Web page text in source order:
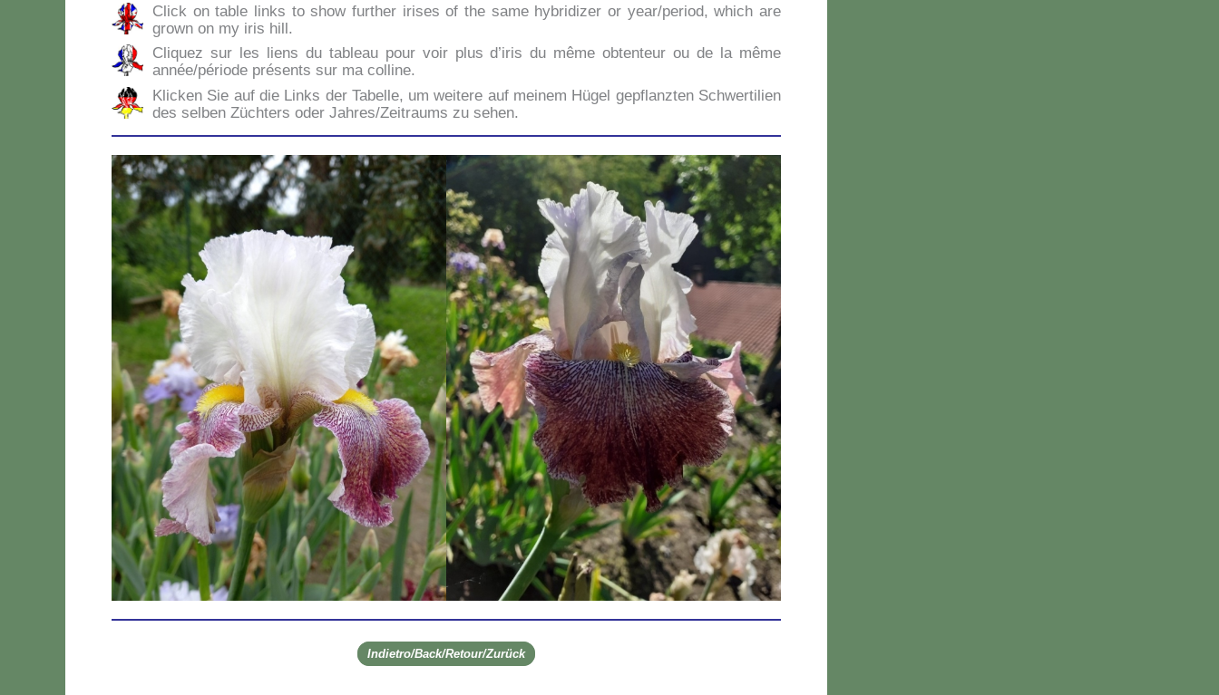
Click on ta­ble links to show fur­ther iri­ses of the sa­me hy­bri­di­zer or year/period, which are
gro­wn on my iris hill.
Cli­quez sur les liens du ta­bleau pour voir plus d’i­ris du mê­me ob­ten­teur ou de la mê­me
année/période pré­sen­ts sur ma col­li­ne.
Klic­ken Sie auf die Links der Ta­bel­le, um wei­te­re auf mei­nem Hü­gel ge­p­flanz­ten Sch­wer­ti­lien
des sel­ben Zü­ch­ters oder Jahres/Zeitraums zu se­hen.
Indietro/Back/Retour/Zurück